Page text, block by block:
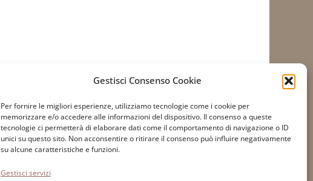
Gestisci Consenso Cookie
Per fornire le migliori esperienze, utilizziamo tecnologie come i cookie per
memorizzare e/o accedere alle informazioni del dispositivo. Il consenso a queste
tecnologie ci permetterà di elaborare dati come il comportamento di navigazione o ID
unici su questo sito. Non acconsentire o ritirare il consenso può influire negativamente
su alcune caratteristiche e funzioni.
Gestisci servizi